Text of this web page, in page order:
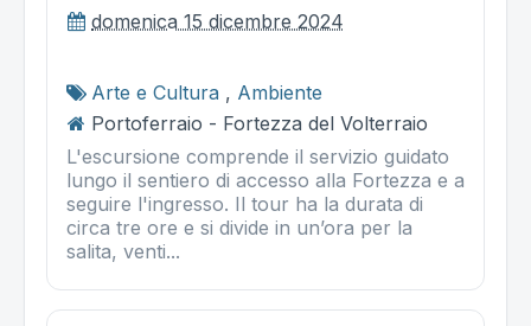
domenica 15 dicembre 2024
Arte e Cultura , Ambiente
Portoferraio - Fortezza del Volterraio
L'escursione comprende il servizio guidato
lungo il sentiero di accesso alla Fortezza e a
seguire l'ingresso. Il tour ha la durata di
circa tre ore e si divide in un’ora per la
salita, venti...